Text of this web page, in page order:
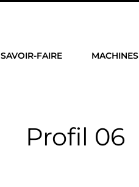
SAVOIR-FAIRE MACHINES
Profil 06